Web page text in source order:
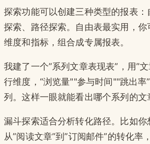
探索功能可以创建三种类型的报表：
探索、路径探索。自由表最实用，你
维度和指标，组合成专属报表。
我建了一个”系列文章表现表”，用”
行维度，“浏览量""参与时间""跳出率
列。这样一眼就能看出哪个系列的文
漏斗探索适合分析转化路径。比如你
从”阅读文章”到”订阅邮件”的转化率